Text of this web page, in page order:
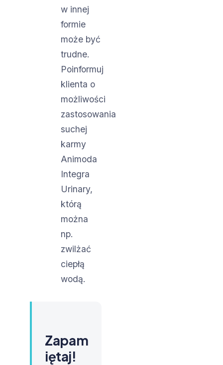
w innej
formie
może być
trudne.
Poinformuj
klienta o
możliwości
zastosowania
suchej
karmy
Animoda
Integra
Urinary,
którą
można
np.
zwilżać
ciepłą
wodą.
Zapam
iętaj!